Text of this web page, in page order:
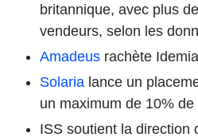
britannique, avec plus
vendeurs, selon les
Amadeus rachète
Solaria lance un
un maximum de 10%
ISS soutient la direction